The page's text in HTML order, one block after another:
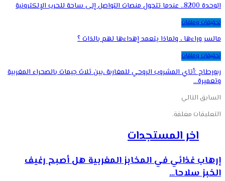
الوحدة 8200.. عندما تتحول منصات التواصل إلى ساحة للحرب الإلكترونية
تحقيقات وملفات
مالسر وراءها ، ولماذا يتعمد إهداءها لهم بالذات ؟
تحقيقات وملفات
ربورطاج :أتاي المشروب الروحي للمغاربة ،بين ثلاث جيمات بالصحراء المغربية
وتعميرة…
السابق التالي
التعليقات مغلقة.
اخر المستجدات
إرهاب غذائي في المخابز المغربية هل أصبح رغيف
الخبز سلاحا…